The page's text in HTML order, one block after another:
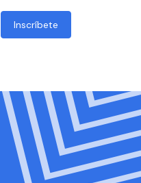
Inscríbete